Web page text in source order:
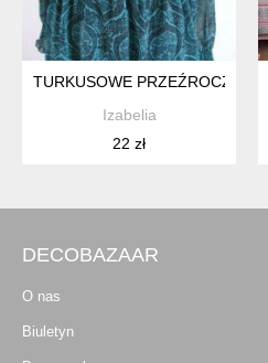
TURKUSOWE PRZEŹROCZA
Izabelia
22 zł
DECOBAZAAR
O nas
Biuletyn